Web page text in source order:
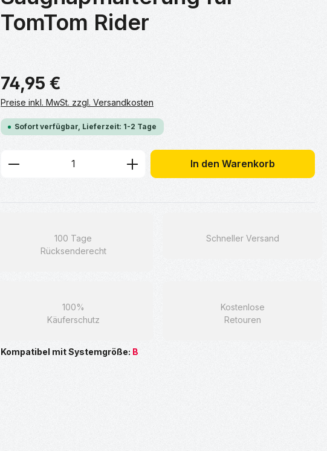
TomTom Rider
74,95 €
Preise inkl. MwSt. zzgl. Versandkosten
Sofort verfügbar, Lieferzeit: 1-2 Tage
Produkt Anzahl: Gib den gewünschten Wert
In den Warenkorb
100 Tage
Rücksenderecht
Schneller Versand
100%
Käuferschutz
Kostenlose
Retouren
Kompatibel mit Systemgröße: B